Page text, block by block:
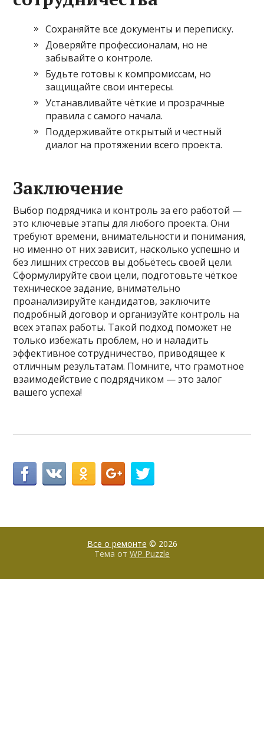
Сохраняйте все документы и переписку.
Доверяйте профессионалам, но не
забывайте о контроле.
Будьте готовы к компромиссам, но
защищайте свои интересы.
Устанавливайте чёткие и прозрачные
правила с самого начала.
Поддерживайте открытый и честный
диалог на протяжении всего проекта.
Заключение
Выбор подрядчика и контроль за его работой —
это ключевые этапы для любого проекта. Они
требуют времени, внимательности и понимания,
но именно от них зависит, насколько успешно и
без лишних стрессов вы добьётесь своей цели.
Сформулируйте свои цели, подготовьте чёткое
техническое задание, внимательно
проанализируйте кандидатов, заключите
подробный договор и организуйте контроль на
всех этапах работы. Такой подход поможет не
только избежать проблем, но и наладить
эффективное сотрудничество, приводящее к
отличным результатам. Помните, что грамотное
взаимодействие с подрядчиком — это залог
вашего успеха!
Все о ремонте © 2026
Тема от WP Puzzle